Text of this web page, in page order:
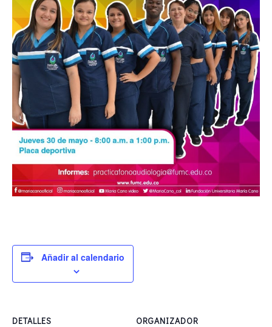
Añadir al calendario
DETALLES ORGANIZADOR